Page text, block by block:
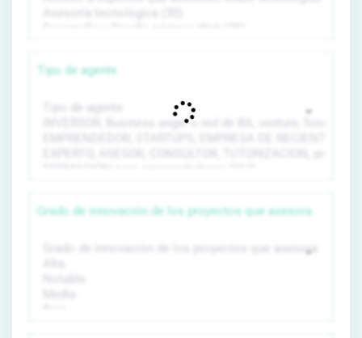
Tipo de agente
Grado de innovación de los proyectos que asesora